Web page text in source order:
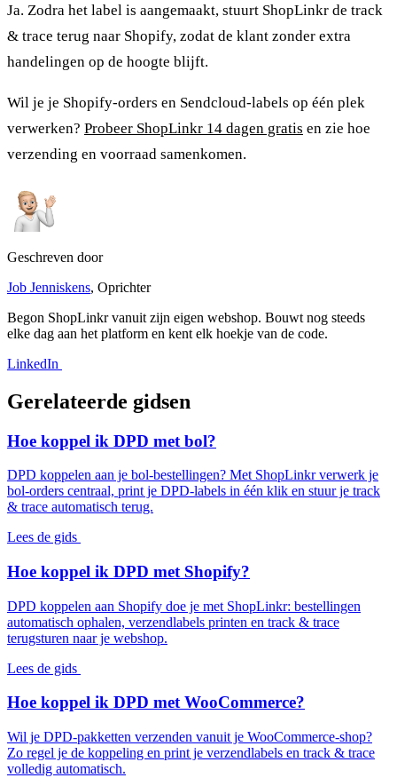
Ja. Zodra het label is aangemaakt, stuurt ShopLinkr de track
& trace terug naar Shopify, zodat de klant zonder extra
handelingen op de hoogte blijft.
Wil je je Shopify-orders en Sendcloud-labels op één plek
verwerken? Probeer ShopLinkr 14 dagen gratis en zie hoe
verzending en voorraad samenkomen.
Geschreven door
Job Jenniskens, Oprichter
Begon ShopLinkr vanuit zijn eigen webshop. Bouwt nog steeds
elke dag aan het platform en kent elk hoekje van de code.
LinkedIn
Gerelateerde gidsen
Hoe koppel ik DPD met bol?
DPD koppelen aan je bol-bestellingen? Met ShopLinkr verwerk je
bol-orders centraal, print je DPD-labels in één klik en stuur je track
& trace automatisch terug.
Lees de gids
Hoe koppel ik DPD met Shopify?
DPD koppelen aan Shopify doe je met ShopLinkr: bestellingen
automatisch ophalen, verzendlabels printen en track & trace
terugsturen naar je webshop.
Lees de gids
Hoe koppel ik DPD met WooCommerce?
Wil je DPD-pakketten verzenden vanuit je WooCommerce-shop?
Zo regel je de koppeling en print je verzendlabels en track & trace
volledig automatisch.